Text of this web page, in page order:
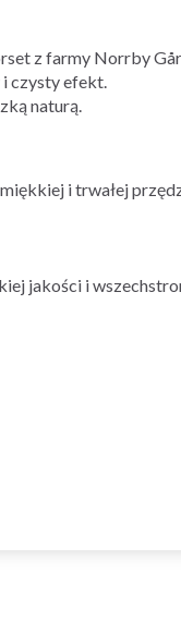
z farmy Norrby
i czysty efekt.
naturą.
i trwałej
jakości i